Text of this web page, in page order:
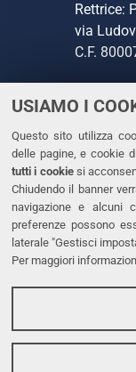
USIAMO I
Questo sito utilizza
delle pagine, e cookie
tutti i cookiesi
Chiudendo il banner
navigazione e alcuni
preferenze possono
laterale "Gestisci
Per maggiori
Rettrice:
via
C.F.
CONTATTI
Tel. +39
Fax. +39
PEC
LINKS